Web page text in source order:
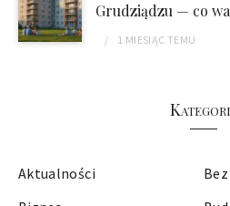
Grudziądzu — co
1 MIESIĄC TEMU
Aktualności